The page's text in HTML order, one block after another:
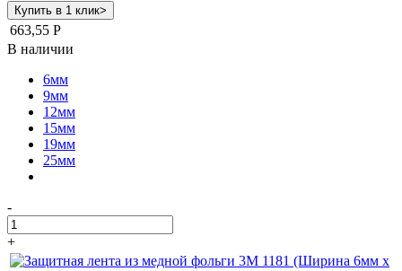
663,55 Р
В наличии
6мм
9мм
12мм
15мм
19мм
25мм
-
+